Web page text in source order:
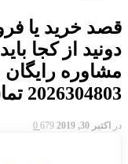
قصد خرید یا
دونید از کجا
مشاوره
2026304803 تماس بگیرید
در اکتبر 30, 2019 679